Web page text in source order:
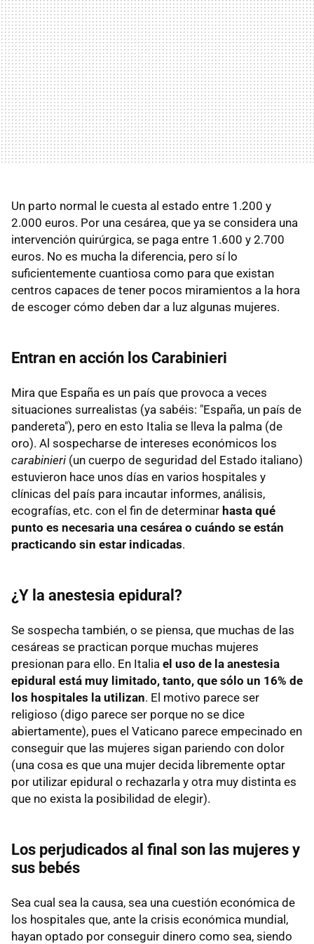
Un parto normal le cuesta al estado entre 1.200 y
2.000 euros. Por una cesárea, que ya se considera una
intervención quirúrgica, se paga entre 1.600 y 2.700
euros. No es mucha la diferencia, pero sí lo
suficientemente cuantiosa como para que existan
centros capaces de tener pocos miramientos a la hora
de escoger cómo deben dar a luz algunas mujeres.
Entran en acción los Carabinieri
Mira que España es un país que provoca a veces
situaciones surrealistas (ya sabéis: "España, un país de
pandereta"), pero en esto Italia se lleva la palma (de
oro). Al sospecharse de intereses económicos los
carabinieri (un cuerpo de seguridad del Estado italiano)
estuvieron hace unos días en varios hospitales y
clínicas del país para incautar informes, análisis,
ecografías, etc. con el fin de determinar hasta qué
punto es necesaria una cesárea o cuándo se están
practicando sin estar indicadas.
¿Y la anestesia epidural?
Se sospecha también, o se piensa, que muchas de las
cesáreas se practican porque muchas mujeres
presionan para ello. En Italia el uso de la anestesia
epidural está muy limitado, tanto, que sólo un 16% de
los hospitales la utilizan. El motivo parece ser
religioso (digo parece ser porque no se dice
abiertamente), pues el Vaticano parece empecinado en
conseguir que las mujeres sigan pariendo con dolor
(una cosa es que una mujer decida libremente optar
por utilizar epidural o rechazarla y otra muy distinta es
que no exista la posibilidad de elegir).
Los perjudicados al final son las mujeres y
sus bebés
Sea cual sea la causa, sea una cuestión económica de
los hospitales que, ante la crisis económica mundial,
hayan optado por conseguir dinero como sea, siendo